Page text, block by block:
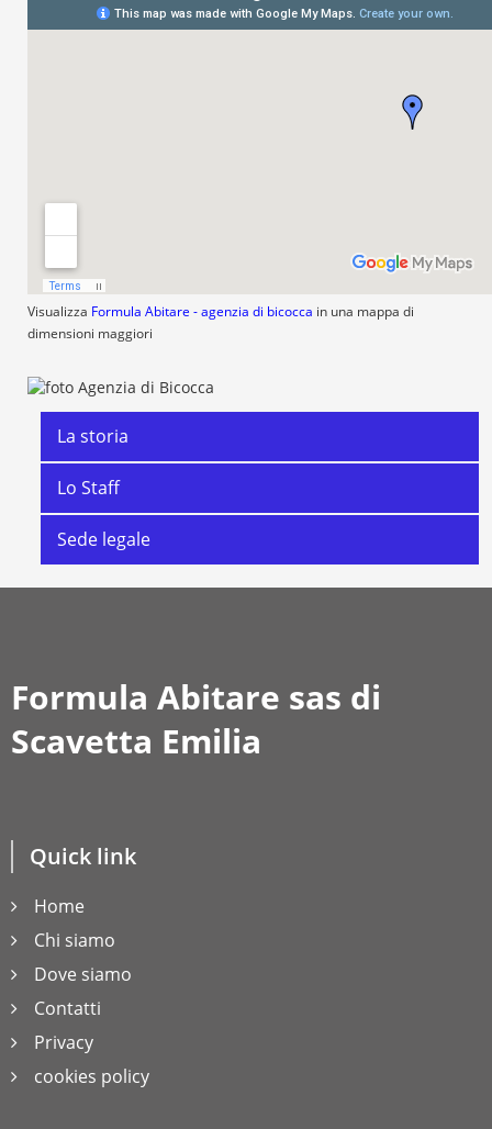
Visualizza Formula Abitare - agenzia di bicocca in una mappa di
dimensioni maggiori
La storia
Lo Staff
Sede legale
Formula Abitare sas di
Scavetta Emilia
Quick link
Home
Chi siamo
Dove siamo
Contatti
Privacy
cookies policy